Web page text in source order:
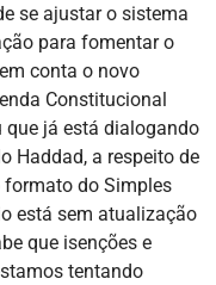
se ajustar o sistema
para fomentar o
conta o novo
Constitucional
já está dialogando
Haddad, a respeito de
do Simples
está sem atualização
que isenções e
tentando